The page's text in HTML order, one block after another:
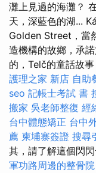
灘上見過的海灘？
天，深藍色的湖...
Golden Street，當
造機構的故鄉，承
的，Telč的童話故
護理之家 新店 自助
seo 記帳士考試 書
搬家 吳老師整復 經
台中體態矯正 台中
薦 柬埔寨簽證 搜尋
其，請了解這個閃
軍功路周邊的整骨院